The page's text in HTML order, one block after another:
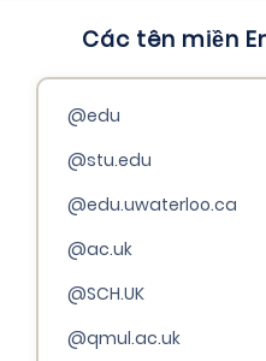
Các tên miền
@edu
@stu.edu
@edu.uwaterloo.ca
@ac.uk
@SCH.UK
@qmul.ac.uk